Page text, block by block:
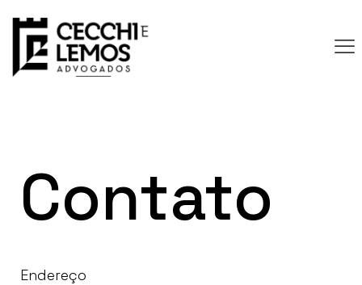
Contato
Endereço